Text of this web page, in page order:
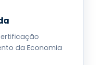
da Economia